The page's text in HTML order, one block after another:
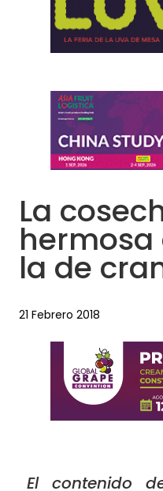
La
la de
21 Febrero 2018
El contenido